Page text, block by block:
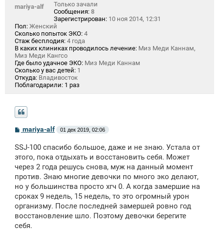
mariya-alf
Только зачали
Сообщения: 8
Зарегистрирован: 10 ноя 2014, 12:31
Пол: Женский
Сколько попыток ЭКО: 4
Стаж бесплодия: 4 года
В каких клиниках проводилось лечение: Миз Меди Каннам,
Миз Меди Кангсо
Где было удачное ЭКО: Миз Меди Каннам
Сколько у вас детей: 1
Откуда: Владивосток
Поблагодарили: 1 раз
С
б
щ
н
и
mariya-alf 01 дек 2019, 02:06
SSJ-100 спасибо большое, даже и не знаю. Устала от
этого, пока отдыхать и восстановить себя. Может
через 2 года решусь снова, муж на данный момент
против. Знаю многие девочки по много эко делают,
но у большинства просто хгч 0. А когда замершие на
сроках 9 недель, 15 недель, то это огромный урон
организму. После последней замершей ровно год
восстановление шло. Поэтому девочки берегите
себя.